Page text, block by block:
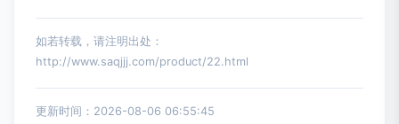
如若转载，请注明出处：
http://www.saqjjj.com/product/22.html
更新时间：2026-08-06 06:55:45